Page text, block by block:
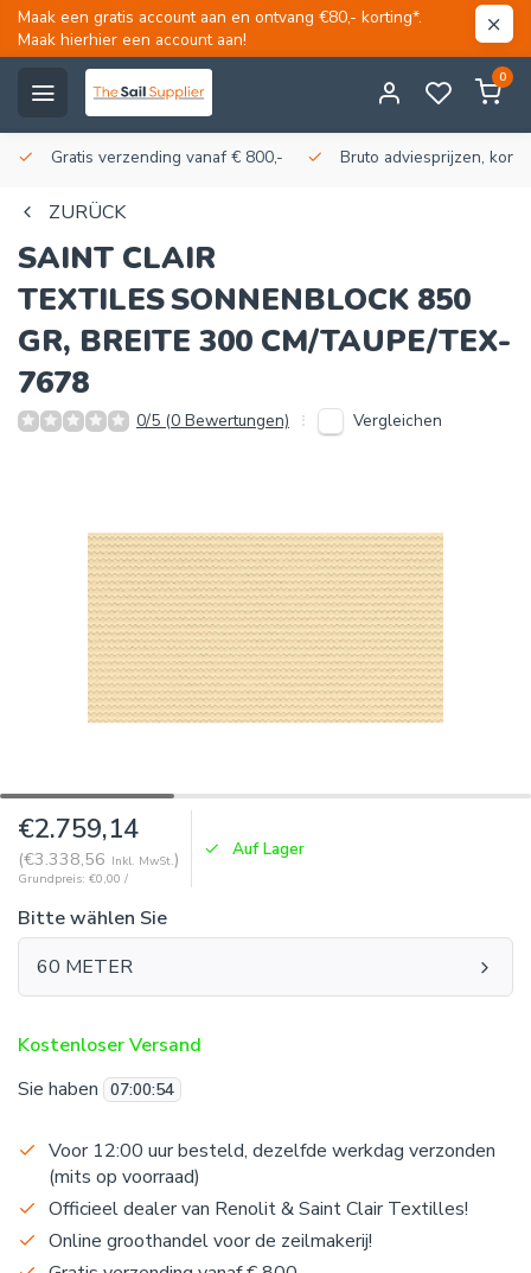
Maak een gratis account aan en ontvang €80,- korting*.
Maak hierhier een account aan!
0
Gratis verzending vanaf € 800,- Bruto adviesprijzen,
ZURÜCK
SAINT CLAIR
TEXTILESSONNENBLOCK 850
GR, BREITE 300 CM/TAUPE/TEX-
7678
0/5 (0 Bewertungen) Vergleichen
€2.759,14
(€3.338,56 Inkl. MwSt.)
Grundpreis: €0,00 /
Auf Lager
Bitte wählen Sie
60 METER
Kostenloser Versand
Sie haben 07:00:53
Voor 12:00 uur besteld, dezelfde werkdag verzonden
(mits op voorraad)
Officieel dealer van Renolit & Saint Clair Textilles!
Online groothandel voor de zeilmakerij!